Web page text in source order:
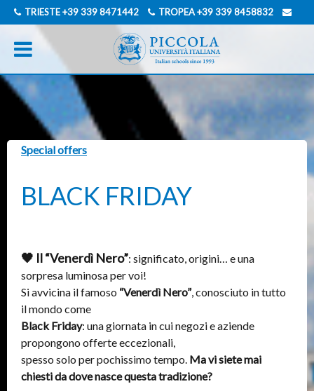
TRIESTE+39 339 8471442 TROPEA+39 339 8458832
INFO@PICCOLAUNIVERSITAITALIANA.COM
INGLESE
Special offers
BLACK FRIDAY
🖤 Il “Venerdì Nero”: significato, origini… e una
sorpresa luminosa per voi!
Si avvicina il famoso “Venerdì Nero”, conosciuto in tutto
il mondo come
Black Friday: una giornata in cui negozi e aziende
propongono offerte eccezionali,
spesso solo per pochissimo tempo. Ma vi siete mai
chiesti da dove nasce questa tradizione?